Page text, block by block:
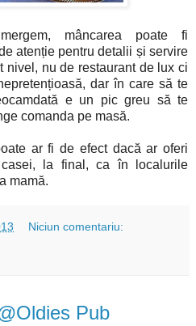
mâncarea poate fi
atenție pentru detalii și servire
nivel, nu de restaurant de lux ci
dar în care să te
e un pic greu să te
comanda pe masă.
ar fi de efect dacă ar oferi
la final, ca în localurile
mamă.
Niciun comentariu:
Pub